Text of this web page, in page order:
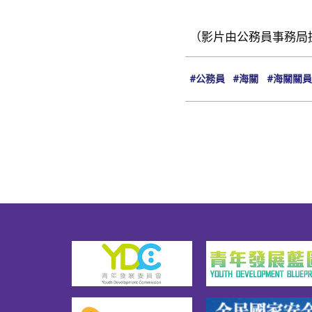
（影片由公務員事務
#公務員 #海關 #海關關員